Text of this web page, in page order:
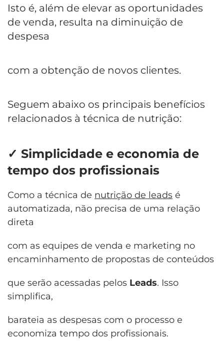
Isto é, além de elevar as oportunidades
de venda, resulta na diminuição de
despesa
com a obtenção de novos clientes.
Seguem abaixo os principais benefícios
relacionados à técnica de nutrição:
✓ Simplicidade e economia de
tempo dos profissionais
Como a técnica de nutrição de leads é
automatizada, não precisa de uma relação
direta
com as equipes de venda e marketing no
encaminhamento de propostas de conteúdos
que serão acessadas pelos Leads. Isso
simplifica,
barateia as despesas com o processo e
economiza tempo dos profissionais.